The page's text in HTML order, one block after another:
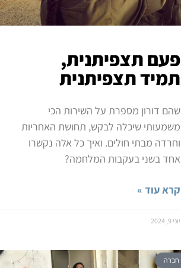
פעם תצפיתנית,
תמיד תצפיתנית
שהם דורון מספרת על השירות הכי
משמעותי שיכלה לבקש, תחושת האחריות
וחרדה מבתי חולים. ואיך כל אלה נקשרו
אחד בשני בעקבות המלחמה?
קרא עוד »
יוני 9, 2024
חברה